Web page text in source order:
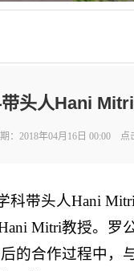
头人Hani
期：2018年04月16日 00:00 点
带头人Hani
Mitri教授。罗
的合作过程中，